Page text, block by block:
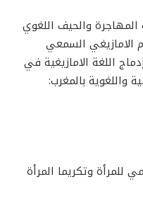
المهاجرة والحيف اللغوي
الامازيغي السمعي
اللغة الامازيغية في
واللغوية بالمغرب:
للمرأة وتكريما المرأة